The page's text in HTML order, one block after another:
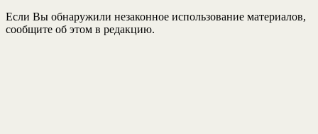
Если Вы обнаружили незаконное использование материалов,
сообщите об этом в редакцию.